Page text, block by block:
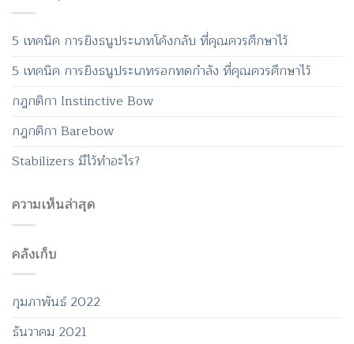
5 เทคนิค การยิงธนูประเภทโค้งกลับ ที่คุณควรศึกษาไว้
5 เทคนิค การยิงธนูประเภทรอกทดกำลัง ที่คุณควรศึกษาไว้
กฎกติกา Instinctive Bow
กฎกติกา Barebow
Stabilizers มีไว้ทำอะไร?
ความเห็นล่าสุด
คลังเก็บ
กุมภาพันธ์ 2022
ธันวาคม 2021